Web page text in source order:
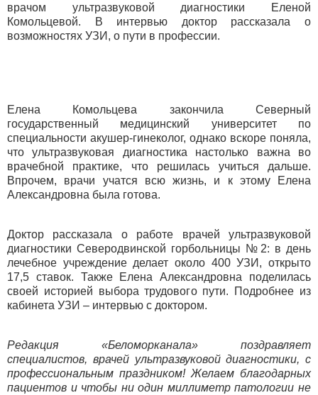
врачом ультразвуковой диагностики Еленой
Комольцевой. В интервью доктор рассказала о
возможностях УЗИ, о пути в профессии.
Елена Комольцева закончила Северный
государственный медицинский университет по
специальности акушер-гинеколог, однако вскоре поняла,
что ультразвуковая диагностика настолько важна во
врачебной практике, что решилась учиться дальше.
Впрочем, врачи учатся всю жизнь, и к этому Елена
Александровна была готова.
Доктор рассказала о работе врачей ультразвуковой
диагностики Северодвинской горбольницы №2: в день
лечебное учреждение делает около 400 УЗИ, открыто
17,5 ставок. Также Елена Александровна поделилась
своей историей выбора трудового пути. Подробнее из
кабинета УЗИ – интервью с доктором.
Редакция «Беломорканала» поздравляет
специалистов, врачей ультразвуковой диагностики, с
профессиональным праздником! Желаем благодарных
пациентов и чтобы ни один миллиметр патологии не